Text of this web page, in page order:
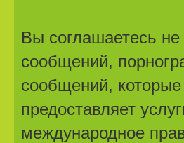
Вы соглашаетесь
сообщений,
сообщений,
предоставляет
международное